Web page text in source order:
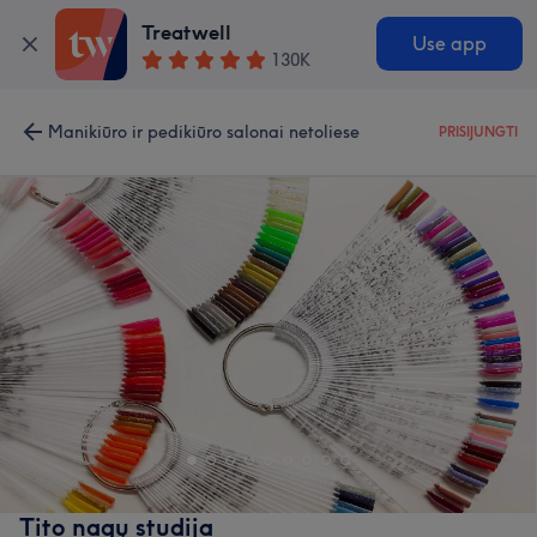
Treatwell
130K
Use app
Manikiūro ir pedikiūro salonai netoliese PRISIJUNGTI
Tito nagų studija